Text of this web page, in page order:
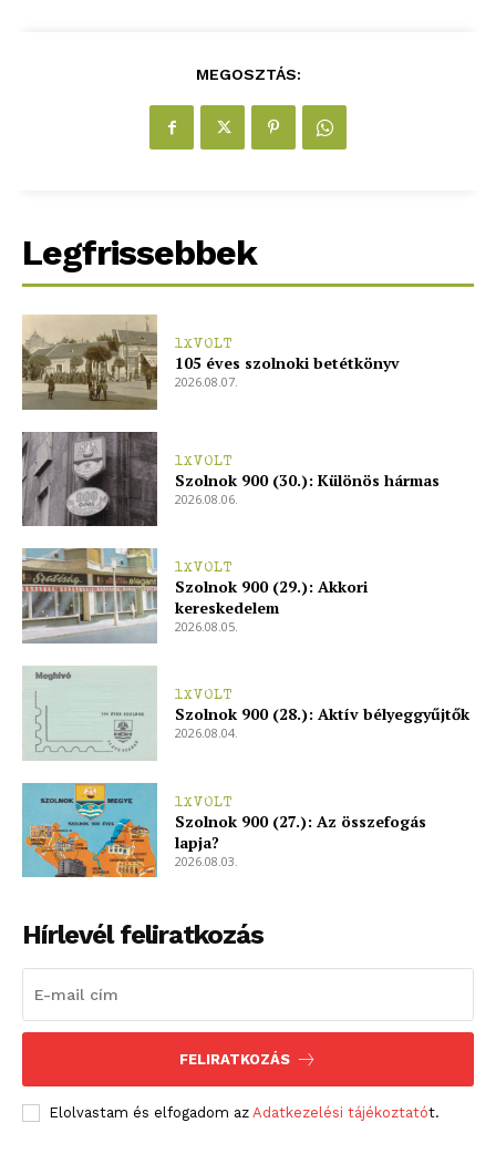
Hasznos
Kapcsolat
Adatkezelési tájékoztató
MEGOSZTÁS:
Legfrissebbek
1XVOLT
105 éves szolnoki betétkönyv
2026.08.07.
1XVOLT
Szolnok 900 (30.): Különös hármas
2026.08.06.
1XVOLT
Szolnok 900 (29.): Akkori
kereskedelem
2026.08.05.
1XVOLT
Szolnok 900 (28.): Aktív bélyeggyűjtők
2026.08.04.
1XVOLT
Szolnok 900 (27.): Az összefogás
lapja?
2026.08.03.
Hírlevél feliratkozás
FELIRATKOZÁS
Elolvastam és elfogadom az Adatkezelési tájékoztatót.